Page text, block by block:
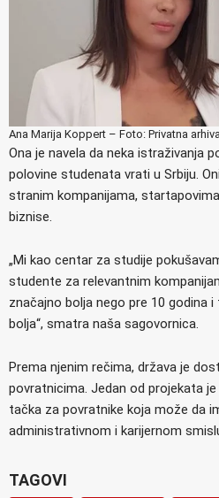
Ana Marija Koppert – Foto: Privatna
Ona je navela da neka istraživanja
polovine studenata vrati u Srbiju.
stranim kompanijama,
biznise.
„Mi kao centar za studije
studente za relevantnim
značajno bolja nego pre 10 godina
bolja“, smatra naša sagovornica.
Prema njenim rečima, država je
povratnicima. Jedan od projekata
tačka za povratnike koja može da
administrativnom i karijernom
TAGOVI